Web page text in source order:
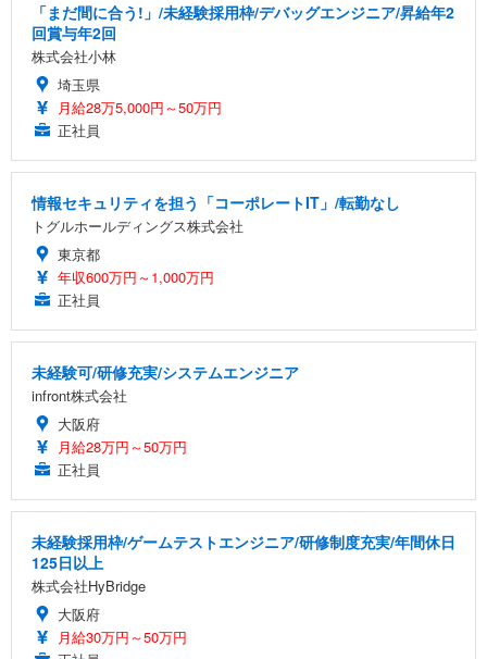
「まだ間に合う!」/未経験採用枠/デバッグエンジニア/昇給年2
回賞与年2回
株式会社小林
埼玉県
月給28万5,000円～50万円
正社員
情報セキュリティを担う「コーポレートIT」/転勤なし
トグルホールディングス株式会社
東京都
年収600万円～1,000万円
正社員
未経験可/研修充実/システムエンジニア
infront株式会社
大阪府
月給28万円～50万円
正社員
未経験採用枠/ゲームテストエンジニア/研修制度充実/年間休日
125日以上
株式会社HyBridge
大阪府
月給30万円～50万円